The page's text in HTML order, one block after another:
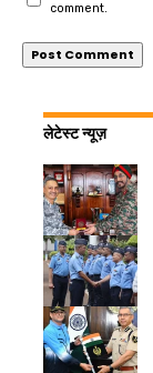
comment.
लेटेस्ट न्यूज़